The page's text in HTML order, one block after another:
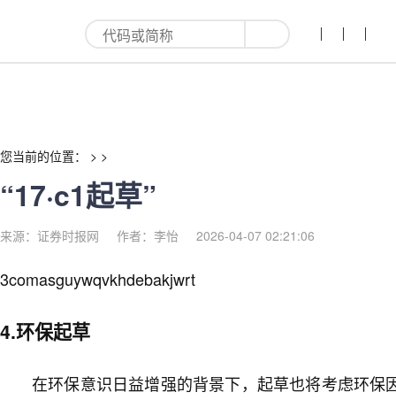
“17·c1起草”-红利来
您当前的位置： > >
“17·c1起草”
来源：证券时报网 作者：李怡 2026-04-07 02:21:06
3comasguywqvkhdebakjwrt
4.环保起草
在环保意识日益增强的背景下，起草也将考虑环保